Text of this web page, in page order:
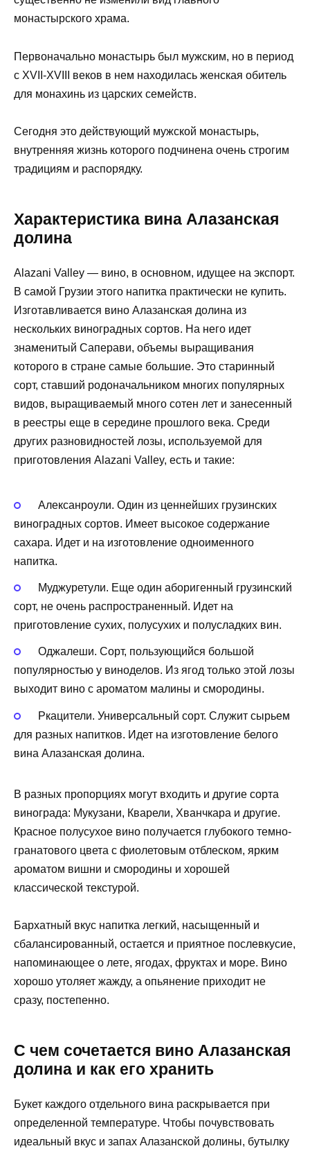
монастырского храма.
Первоначально монастырь был мужским, но в период
с XVII-XVIII веков в нем находилась женская обитель
для монахинь из царских семейств.
Сегодня это действующий мужской монастырь,
внутренняя жизнь которого подчинена очень строгим
традициям и распорядку.
Характеристика вина Алазанская
долина
Alazani Valley — вино, в основном, идущее на экспорт.
В самой Грузии этого напитка практически не купить.
Изготавливается вино Алазанская долина из
нескольких виноградных сортов. На него идет
знаменитый Саперави, объемы выращивания
которого в стране самые большие. Это старинный
сорт, ставший родоначальником многих популярных
видов, выращиваемый много сотен лет и занесенный
в реестры еще в середине прошлого века. Среди
других разновидностей лозы, используемой для
приготовления Alazani Valley, есть и такие:
Алексанроули. Один из ценнейших грузинских
виноградных сортов. Имеет высокое содержание
сахара. Идет и на изготовление одноименного
напитка.
Муджуретули. Еще один аборигенный грузинский
сорт, не очень распространенный. Идет на
приготовление сухих, полусухих и полусладких вин.
Оджалеши. Сорт, пользующийся большой
популярностью у виноделов. Из ягод только этой лозы
выходит вино с ароматом малины и смородины.
Ркацители. Универсальный сорт. Служит сырьем
для разных напитков. Идет на изготовление белого
вина Алазанская долина.
В разных пропорциях могут входить и другие сорта
винограда: Мукузани, Кварели, Хванчкара и другие.
Красное полусухое вино получается глубокого темно-
гранатового цвета с фиолетовым отблеском, ярким
ароматом вишни и смородины и хорошей
классической текстурой.
Бархатный вкус напитка легкий, насыщенный и
сбалансированный, остается и приятное послевкусие,
напоминающее о лете, ягодах, фруктах и море. Вино
хорошо утоляет жажду, а опьянение приходит не
сразу, постепенно.
С чем сочетается вино Алазанская
долина и как его хранить
Букет каждого отдельного вина раскрывается при
определенной температуре. Чтобы почувствовать
идеальный вкус и запах Алазанской долины, бутылку